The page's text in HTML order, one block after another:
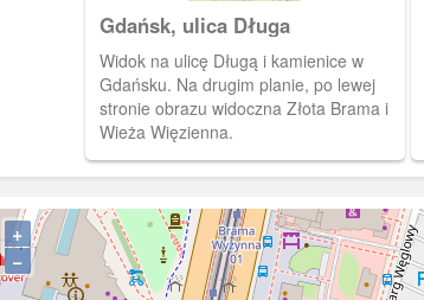
Gdańsk, ulica Długa
Widok na ulicę Długą i kamienice w
Gdańsku. Na drugim planie, po lewej
stronie obrazu widoczna Złota Brama i
Wieża Więzienna.
+
−